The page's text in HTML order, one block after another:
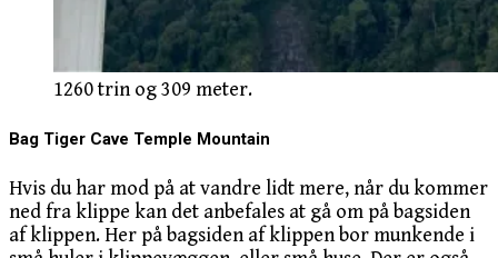
1260 trin og 309 meter.
Bag Tiger Cave Temple Mountain
Hvis du har mod på at vandre lidt mere, når du kommer
ned fra klippe kan det anbefales at gå om på bagsiden
af klippen. Her på bagsiden af klippen bor munkende i